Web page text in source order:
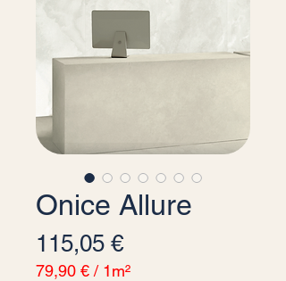
Onice Allure
115,05 €Prezzo
79,90 € / 1m²